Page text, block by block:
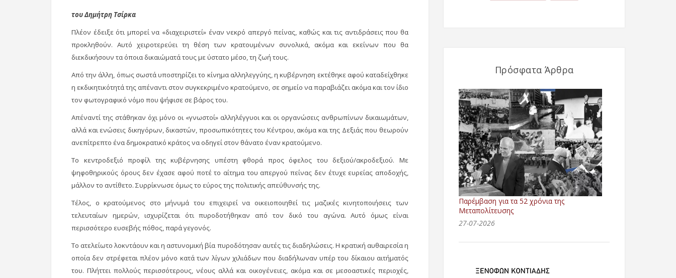
του Δημήτρη Τσίρκα
Πλέον έδειξε ότι μπορεί να «διαχειριστεί» έναν νεκρό απεργό πείνας, καθώς και τις αντιδράσεις που θα
προκληθούν. Αυτό χειροτερεύει τη θέση των κρατουμένων συνολικά, ακόμα και εκείνων που θα
διεκδικήσουν τα όποια δικαιώματά τους με ύστατο μέσο, τη ζωή τους.
Από την άλλη, όπως σωστά υποστηρίζει το κίνημα αλληλεγγύης, η κυβέρνηση εκτέθηκε αφού καταδείχθηκε
η εκδικητικότητά της απέναντι στον συγκεκριμένο κρατούμενο, σε σημείο να παραβιάζει ακόμα και τον ίδιο
τον φωτογραφικό νόμο που ψήφισε σε βάρος του.
Απέναντί της στάθηκαν όχι μόνο οι «γνωστοί» αλληλέγγυοι και οι οργανώσεις ανθρωπίνων δικαιωμάτων,
αλλά και ενώσεις δικηγόρων, δικαστών, προσωπικότητες του Κέντρου, ακόμα και της Δεξιάς που θεωρούν
ανεπίτρεπτο ένα δημοκρατικό κράτος να οδηγεί στον θάνατο έναν κρατούμενο.
Το κεντροδεξιό προφίλ της κυβέρνησης υπέστη φθορά προς όφελος του δεξιού/ακροδεξιού. Με
ψηφοθηρικούς όρους δεν έχασε αφού ποτέ το αίτημα του απεργού πείνας δεν έτυχε ευρείας αποδοχής,
μάλλον το αντίθετο. Συρρίκνωσε όμως το εύρος της πολιτικής απεύθυνσής της.
Τέλος, ο κρατούμενος στο μήνυμά του επιχειρεί να οικειοποιηθεί τις μαζικές κινητοποιήσεις των
τελευταίων ημερών, ισχυρίζεται ότι πυροδοτήθηκαν από τον δικό του αγώνα. Αυτό όμως είναι
περισσότερο ευσεβής πόθος, παρά γεγονός.
Το ατελείωτο λοκντάουν και η αστυνομική βία πυροδότησαν αυτές τις διαδηλώσεις. Η κρατική αυθαιρεσία η
οποία δεν στρέφεται πλέον μόνο κατά των λίγων χιλιάδων που διαδήλωναν υπέρ του δίκαιου αιτήματός
του. Πλήττει πολλούς περισσότερους, νέους αλλά και οικογένειες, ακόμα και σε μεσοαστικές περιοχές,
Πρόσφατα Άρθρα
Παρέμβαση για τα 52 χρόνια της
Μεταπολίτευσης
27-07-2026